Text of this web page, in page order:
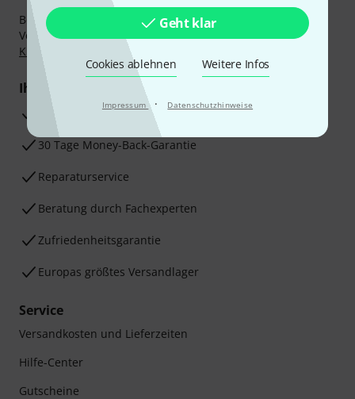
Geht klar
Cookies ablehnen Weitere Infos
Impressum · Datenschutzhinweise
Bezahlen Sie vertraulich und sicher per Nachnahme,
Vorkasse, PayPal, Amazon Pay,Klarna Sofort bezahlen,
Klarna Ratenzahlungoder Kreditkarte.
Ihre Vorteile
3 Jahre Thomann Garantie
30 Tage Money-Back-Garantie
Reparaturservice
Beratung durch Fachexperten
Zufriedenheitsgarantie
Europas größtes Versandlager
Service
Versandkosten und Lieferzeiten
Hilfe-Center
Gutscheine